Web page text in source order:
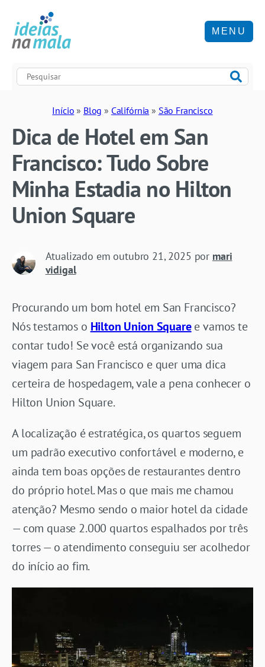
MENU
Início » Blog » Califórnia » São Francisco
Dica de Hotel em San
Francisco: Tudo Sobre
Minha Estadia no Hilton
Union Square
Atualizado em outubro 21, 2025 por mari
vidigal
Procurando um bom hotel em San Francisco?
Nós testamos o Hilton Union Squaree vamos te
contar tudo! Se você está organizando sua
viagem para San Francisco e quer uma dica
certeira de hospedagem, vale a pena conhecer o
Hilton Union Square.
A localização é estratégica, os quartos seguem
um padrão executivo confortável e moderno, e
ainda tem boas opções de restaurantes dentro
do próprio hotel. Mas o que mais me chamou
atenção? Mesmo sendo o maior hotel da cidade
— com quase 2.000 quartos espalhados por três
torres — o atendimento conseguiu ser acolhedor
do início ao fim.